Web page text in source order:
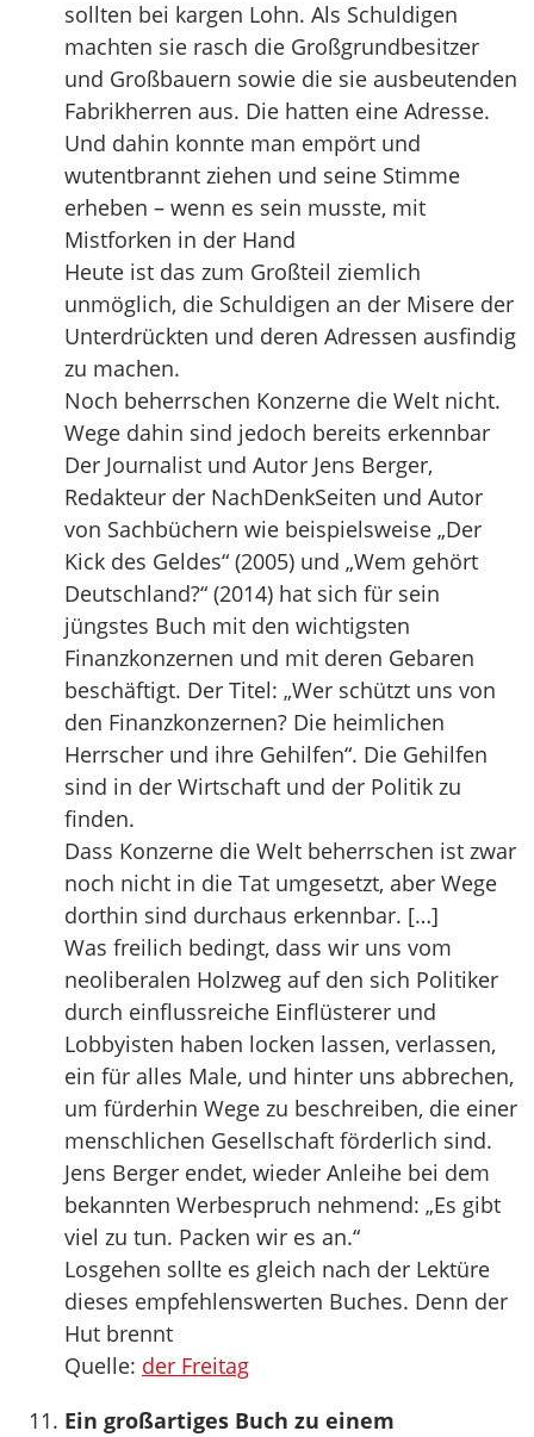
sollten bei kargen Lohn. Als Schuldigen
machten sie rasch die Großgrundbesitzer
und Großbauern sowie die sie ausbeutenden
Fabrikherren aus. Die hatten eine Adresse.
Und dahin konnte man empört und
wutentbrannt ziehen und seine Stimme
erheben – wenn es sein musste, mit
Mistforken in der Hand
Heute ist das zum Großteil ziemlich
unmöglich, die Schuldigen an der Misere der
Unterdrückten und deren Adressen ausfindig
zu machen.
Noch beherrschen Konzerne die Welt nicht.
Wege dahin sind jedoch bereits erkennbar
Der Journalist und Autor Jens Berger,
Redakteur der NachDenkSeiten und Autor
von Sachbüchern wie beispielsweise „Der
Kick des Geldes“ (2005) und „Wem gehört
Deutschland?“ (2014) hat sich für sein
jüngstes Buch mit den wichtigsten
Finanzkonzernen und mit deren Gebaren
beschäftigt. Der Titel: „Wer schützt uns von
den Finanzkonzernen? Die heimlichen
Herrscher und ihre Gehilfen“. Die Gehilfen
sind in der Wirtschaft und der Politik zu
finden.
Dass Konzerne die Welt beherrschen ist zwar
noch nicht in die Tat umgesetzt, aber Wege
dorthin sind durchaus erkennbar. […]
Was freilich bedingt, dass wir uns vom
neoliberalen Holzweg auf den sich Politiker
durch einflussreiche Einflüsterer und
Lobbyisten haben locken lassen, verlassen,
ein für alles Male, und hinter uns abbrechen,
um fürderhin Wege zu beschreiben, die einer
menschlichen Gesellschaft förderlich sind.
Jens Berger endet, wieder Anleihe bei dem
bekannten Werbespruch nehmend: „Es gibt
viel zu tun. Packen wir es an.“
Losgehen sollte es gleich nach der Lektüre
dieses empfehlenswerten Buches. Denn der
Hut brennt
Quelle: der Freitag
Ein großartiges Buch zu einem